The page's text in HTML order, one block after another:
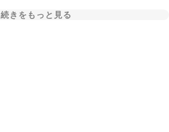
続きをもっと見る